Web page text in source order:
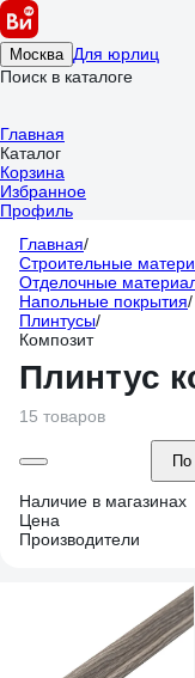
Москва Для юрлиц
Поиск в каталоге
Главная
Каталог
Корзина
Избранное
Профиль
Главная/
Строительные
Отделочные
Напольные покрытия/
Плинтусы/
Композит
Плинтус
15 товаров
По
Наличие в магазинах
Цена
Производители